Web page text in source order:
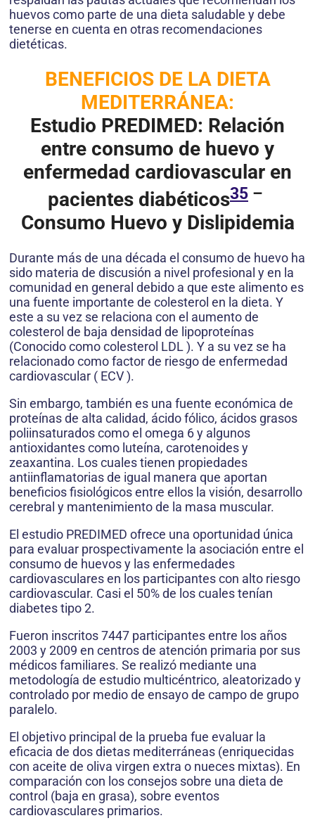
huevos como parte de una dieta saludable y debe
tenerse en cuenta en otras recomendaciones
dietéticas.
BENEFICIOS DE LA DIETA
MEDITERRÁNEA:
Estudio PREDIMED: Relación
entre consumo de huevo y
enfermedad cardiovascular en
pacientes diabéticos35 –
Consumo Huevo y Dislipidemia
Durante más de una década el consumo de huevo ha
sido materia de discusión a nivel profesional y en la
comunidad en general debido a que este alimento es
una fuente importante de colesterol en la dieta. Y
este a su vez se relaciona con el aumento de
colesterol de baja densidad de lipoproteínas
(Conocido como colesterol LDL ). Y a su vez se ha
relacionado como factor de riesgo de enfermedad
cardiovascular ( ECV ).
Sin embargo, también es una fuente económica de
proteínas de alta calidad, ácido fólico, ácidos grasos
poliinsaturados como el omega 6 y algunos
antioxidantes como luteína, carotenoides y
zeaxantina. Los cuales tienen propiedades
antiinflamatorias de igual manera que aportan
beneficios fisiológicos entre ellos la visión, desarrollo
cerebral y mantenimiento de la masa muscular.
El estudio PREDIMED ofrece una oportunidad única
para evaluar prospectivamente la asociación entre el
consumo de huevos y las enfermedades
cardiovasculares en los participantes con alto riesgo
cardiovascular. Casi el 50% de los cuales tenían
diabetes tipo 2.
Fueron inscritos 7447 participantes entre los años
2003 y 2009 en centros de atención primaria por sus
médicos familiares. Se realizó mediante una
metodología de estudio multicéntrico, aleatorizado y
controlado por medio de ensayo de campo de grupo
paralelo.
El objetivo principal de la prueba fue evaluar la
eficacia de dos dietas mediterráneas (enriquecidas
con aceite de oliva virgen extra o nueces mixtas). En
comparación con los consejos sobre una dieta de
control (baja en grasa), sobre eventos
cardiovasculares primarios.